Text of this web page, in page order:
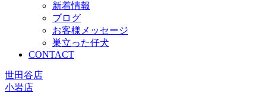
新着情報
ブログ
お客様メッセージ
巣立った仔犬
CONTACT
世田谷店
小岩店